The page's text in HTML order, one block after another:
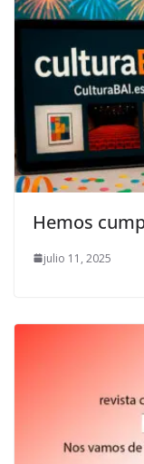
Hemos
julio 11, 2025